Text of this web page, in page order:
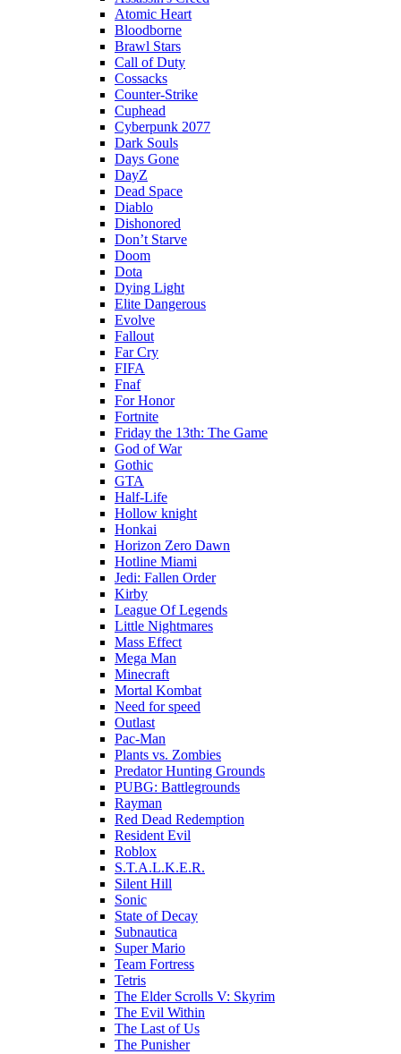
Atomic Heart
Bloodborne
Brawl Stars
Call of Duty
Cossacks
Counter-Strike
Cuphead
Cyberpunk 2077
Dark Souls
Days Gone
DayZ
Dead Space
Diablo
Dishonored
Don’t Starve
Doom
Dota
Dying Light
Elite Dangerous
Evolve
Fallout
Far Cry
FIFA
Fnaf
For Honor
Fortnite
Friday the 13th: The Game
God of War
Gothic
GTA
Half-Life
Hollow knight
Honkai
Horizon Zero Dawn
Hotline Miami
Jedi: Fallen Order
Kirby
League Of Legends
Little Nightmares
Mass Effect
Mega Man
Minecraft
Mortal Kombat
Need for speed
Outlast
Pac-Man
Plants vs. Zombies
Predator Hunting Grounds
PUBG: Battlegrounds
Rayman
Red Dead Redemption
Resident Evil
Roblox
S.T.A.L.K.E.R.
Silent Hill
Sonic
State of Decay
Subnautica
Super Mario
Team Fortress
Tetris
The Elder Scrolls V: Skyrim
The Evil Within
The Last of Us
The Punisher